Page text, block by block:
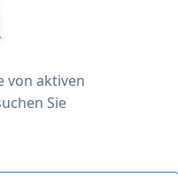
von aktiven
Sie